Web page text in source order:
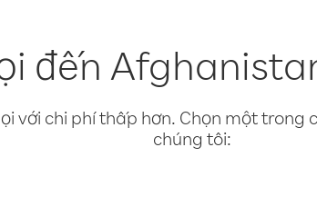
đến
với chi phí thấp hơn. Chọn một trong
chúng tôi: